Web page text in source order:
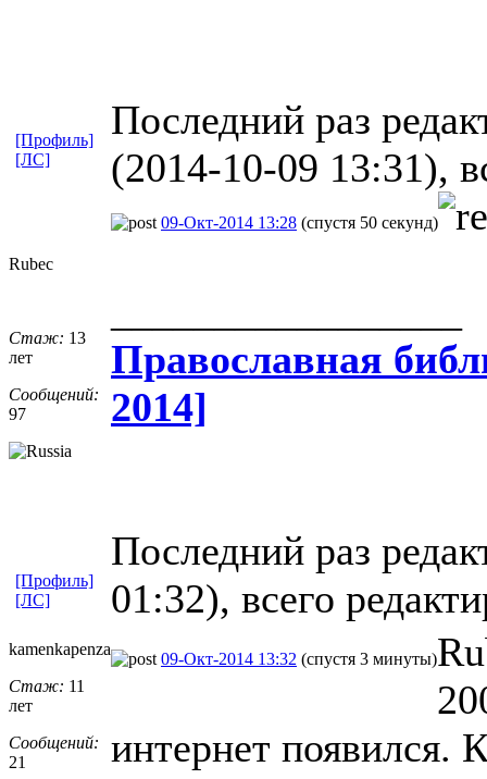
Последний раз
(2014-10-09 13:31),
[Профиль]
[ЛС]
Rubec
Стаж: 13
лет
Сообщений:
97
09-Окт-2014 13:28 (спустя 50 секунд)
Православная​
2014]
Последний раз
01:32), всего
[Профиль]
[ЛС]
kamenkapenza
Стаж: 11
лет
Сообщений:
21
09-Окт-2014 13:32 (спустя 3 минуты)
интернет появился.